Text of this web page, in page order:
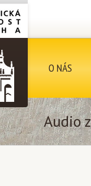
O NÁS
Audio